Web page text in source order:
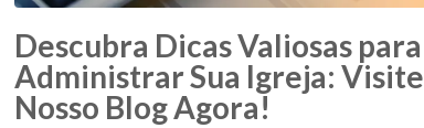
Descubra Dicas Valiosas para
Administrar Sua Igreja: Visite
Nosso Blog Agora!